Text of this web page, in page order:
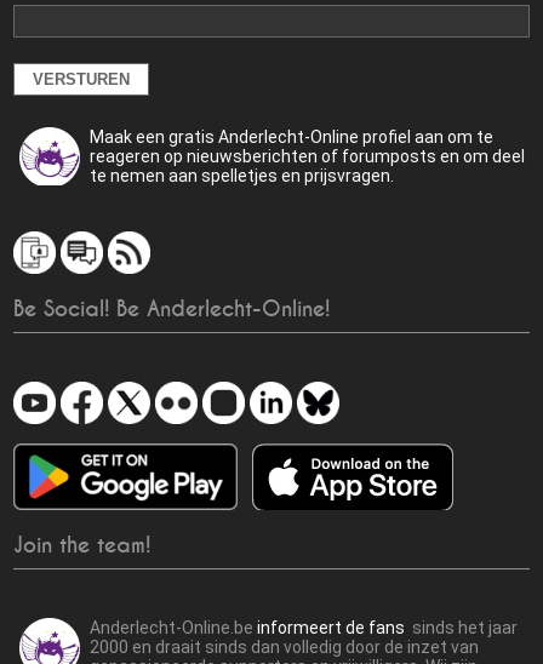
Maak een gratis Anderlecht-Online profiel aan om te
reageren op nieuwsberichten of forumposts en om deel
te nemen aan spelletjes en prijsvragen.
Be Social! Be Anderlecht-Online!
Join the team!
Anderlecht-Online.beinformeert de fans sinds het jaar
2000 en draait sinds dan volledig door de inzet van